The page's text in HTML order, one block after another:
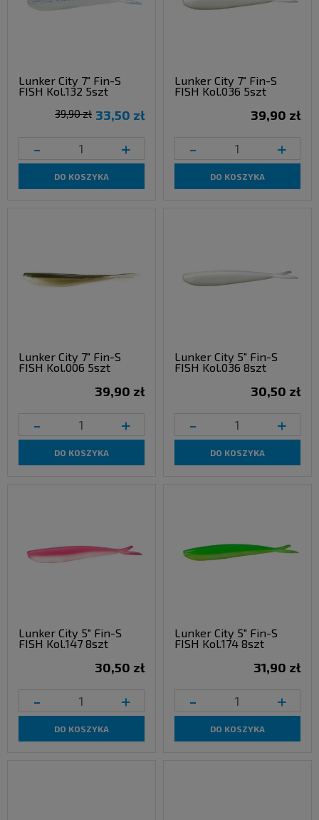
Lunker City 7" Fin-S
FISH Kol.132 5szt
33,50 zł
39,90 zł
- +
DO KOSZYKA
Lunker City 7" Fin-S
FISH Kol.036 5szt
39,90 zł
- +
DO KOSZYKA
Lunker City 7" Fin-S
FISH Kol.006 5szt
39,90 zł
- +
DO KOSZYKA
Lunker City 5" Fin-S
FISH Kol.036 8szt
30,50 zł
- +
DO KOSZYKA
Lunker City 5" Fin-S
FISH Kol.147 8szt
30,50 zł
- +
DO KOSZYKA
Lunker City 5" Fin-S
FISH Kol.174 8szt
31,90 zł
- +
DO KOSZYKA